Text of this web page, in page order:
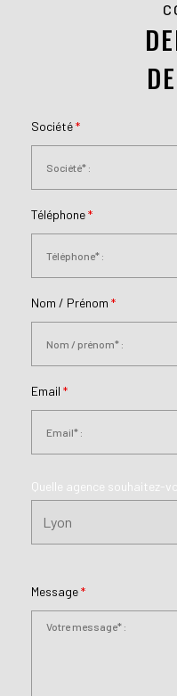
Société*
Téléphone*
Nom / Prénom *
Email *
Quelle agence souhaitez-
Message*